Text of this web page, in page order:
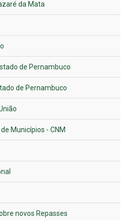
da Mata
de Pernambuco
de Pernambuco
Municípios - CNM
novos Repasses